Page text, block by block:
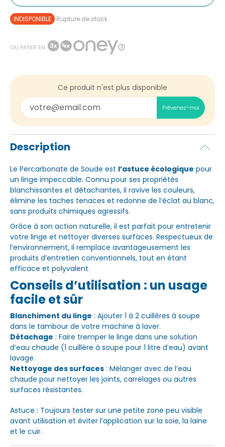
INDISPONIBLE Rupture de stock
OU PAYER EN
Ce produit n'est plus disponible
Prévenez-moi
Description
Le Percarbonate de Soude est l’astuce écologique pour
un linge impeccable. Connu pour ses propriétés
blanchissantes et détachantes, il ravive les couleurs,
élimine les taches tenaces et redonne de l’éclat au blanc,
sans produits chimiques agressifs.
Grâce à son action naturelle, il est parfait pour entretenir
votre linge et nettoyer diverses surfaces. Respectueux de
l’environnement, il remplace avantageusement les
produits d’entretien conventionnels, tout en étant
efficace et polyvalent.
Conseils d’utilisation : un usage
facile et sûr
Blanchiment du linge : Ajouter 1 à 2 cuillères à soupe
dans le tambour de votre machine à laver.
Détachage : Faire tremper le linge dans une solution
d’eau chaude (1 cuillère à soupe pour 1 litre d’eau) avant
lavage.
Nettoyage des surfaces : Mélanger avec de l’eau
chaude pour nettoyer les joints, carrelages ou autres
surfaces résistantes.
Astuce : Toujours tester sur une petite zone peu visible
avant utilisation et éviter l’application sur la soie, la laine
et le cuir.